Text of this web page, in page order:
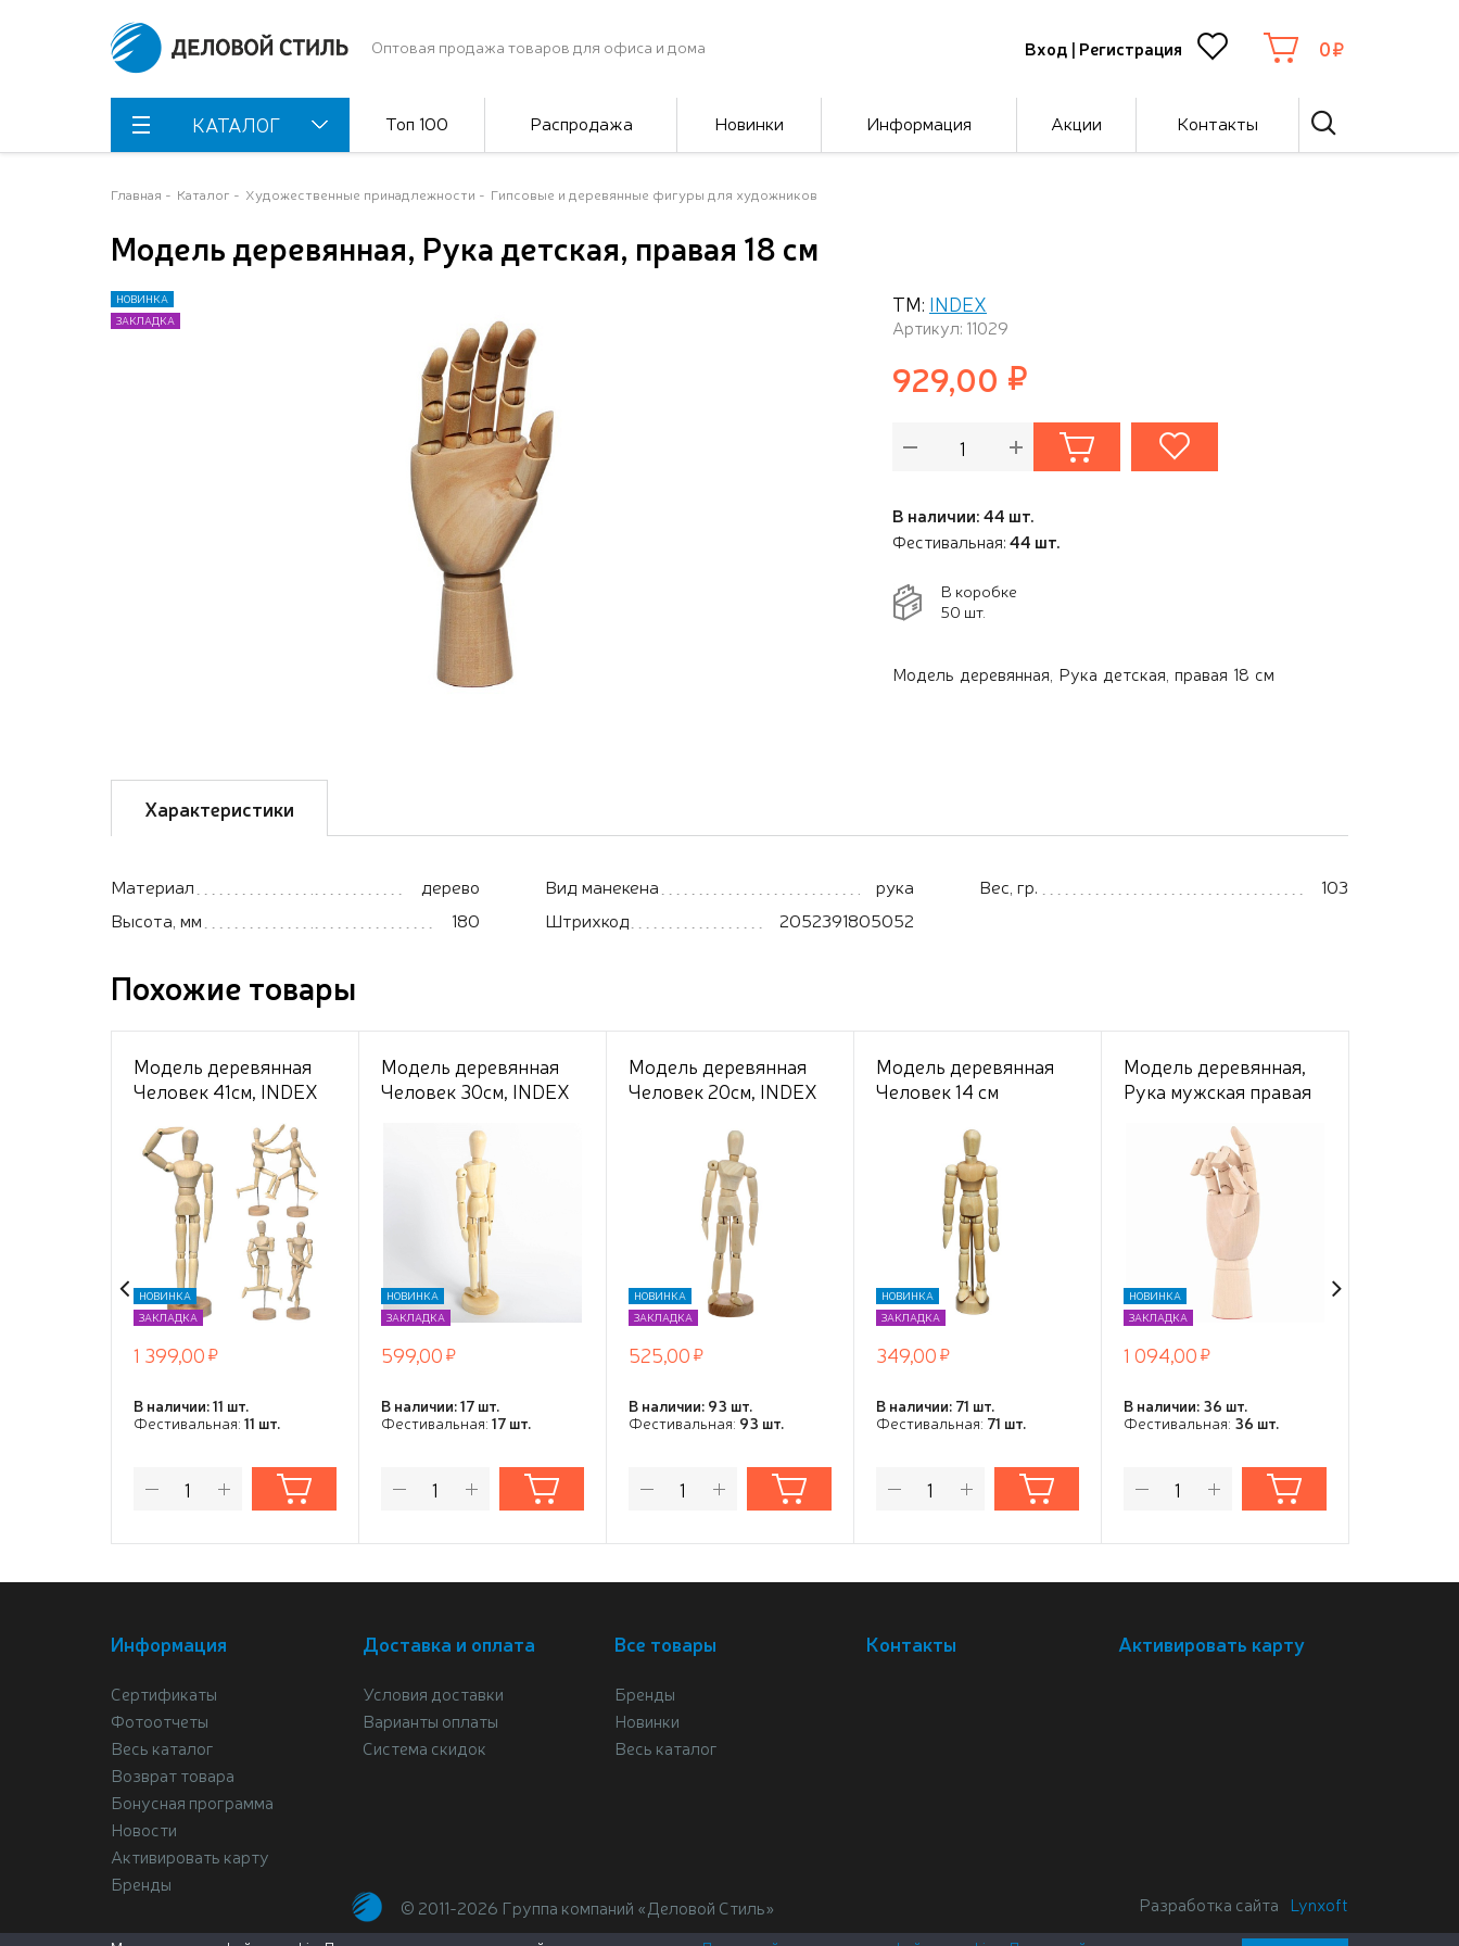
Оптовая продажа товаров для офиса и дома Вход | Регистрация 0
КАТАЛОГ Топ 100 Распродажа Новинки Информация Акции Контакты
Главная Каталог Художественные принадлежности Гипсовые и деревянные фигуры для художников
Модель деревянная, Рука детская, правая 18 см
НОВИНКА
ЗАКЛАДКА
НОВИНКА
ЗАКЛАДКА
ТМ: INDEX
Артикул: 11029
929,00
В наличии: 44 шт.
Фестивальная:44 шт.
В коробке
50 шт.
Модель деревянная, Рука детская, правая 18 см
Характеристики
Материал
дерево
Высота, мм
180
Вид манекена
рука
Штрихкод
2052391805052
Вес, гр. 103
Похожие товары
Модель деревянная
Человек 41см, INDEX
НОВИНКА
ЗАКЛАДКА
1 399,00
В наличии: 11 шт.
Фестивальная: 11 шт.
Модель деревянная
Человек 30см, INDEX
НОВИНКА
ЗАКЛАДКА
599,00
В наличии: 17 шт.
Фестивальная: 17 шт.
Модель деревянная
Человек 20см, INDEX
НОВИНКА
ЗАКЛАДКА
525,00
В наличии: 93 шт.
Фестивальная: 93 шт.
Модель деревянная
Человек 14 см
НОВИНКА
ЗАКЛАДКА
349,00
В наличии: 71 шт.
Фестивальная: 71 шт.
Модель деревянная,
Рука мужская правая
НОВИНКА
ЗАКЛАДКА
1 094,00
В наличии: 36 шт.
Фестивальная: 36 шт.
Информация
Сертификаты
Фотоотчеты
Весь каталог
Возврат товара
Бонусная программа
Новости
Активировать карту
Бренды
Доставка и оплата
Условия доставки
Варианты оплаты
Система скидок
Все товары
Бренды
Новинки
Весь каталог
Контакты Активировать карту
Разработка сайта Lynxoft
© 2011-2026 Группа компаний «Деловой Стиль»